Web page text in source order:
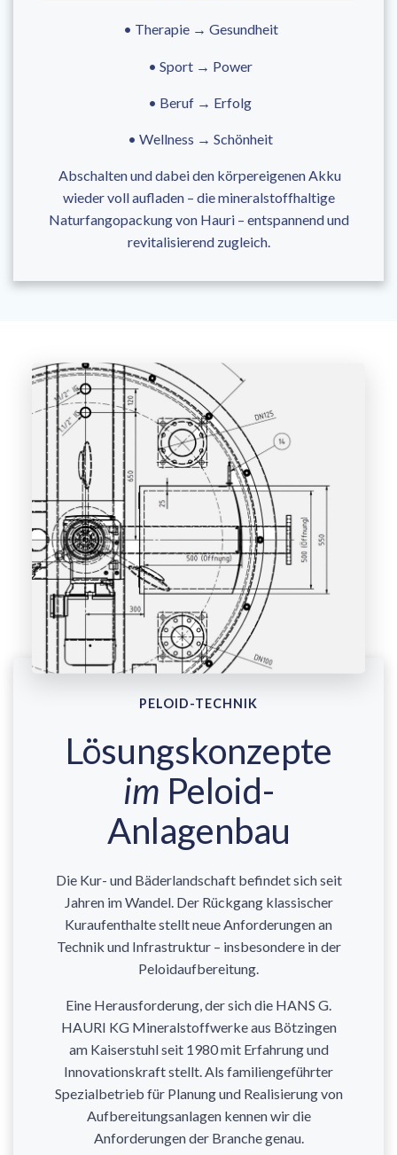
• Therapie → Gesundheit
• Sport → Power
• Beruf → Erfolg
• Wellness → Schönheit
Abschalten und dabei den körpereigenen Akku
wieder voll aufladen – die mineralstoffhaltige
Naturfangopackung von Hauri – entspannend und
revitalisierend zugleich.
PELOID-TECHNIK
Lösungskonzepte
im Peloid-
Anlagenbau
Die Kur- und Bäderlandschaft befindet sich seit
Jahren im Wandel. Der Rückgang klassischer
Kuraufenthalte stellt neue Anforderungen an
Technik und Infrastruktur – insbesondere in der
Peloidaufbereitung.
Eine Herausforderung, der sich die HANS G.
HAURI KG Mineralstoffwerke aus Bötzingen
am Kaiserstuhl seit 1980 mit Erfahrung und
Innovationskraft stellt. Als familiengeführter
Spezialbetrieb für Planung und Realisierung von
Aufbereitungsanlagen kennen wir die
Anforderungen der Branche genau.